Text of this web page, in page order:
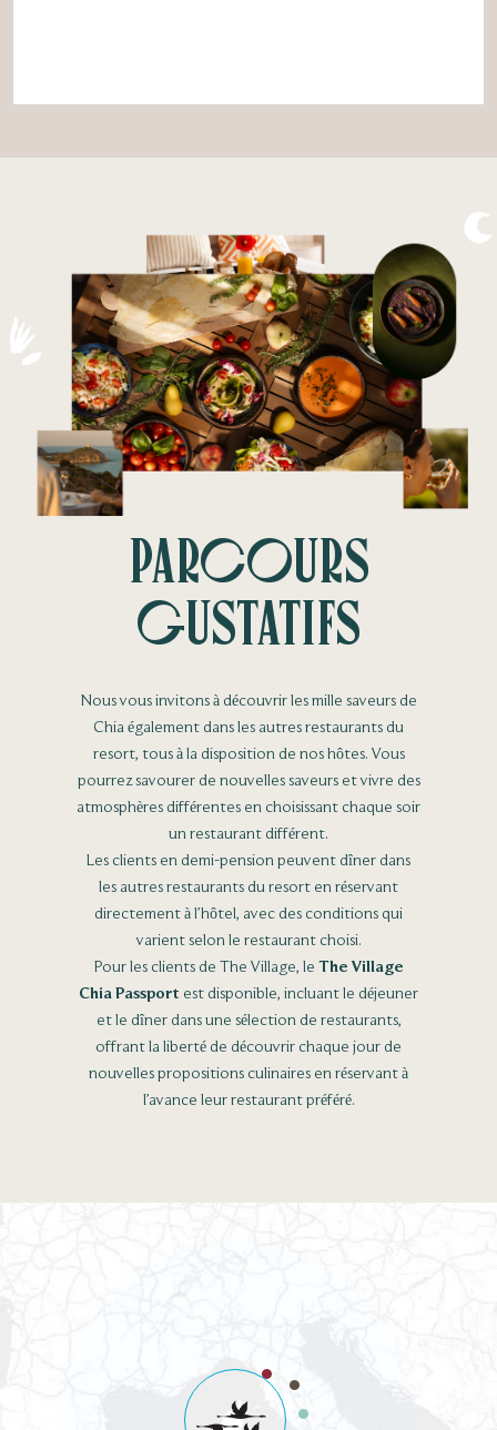
Parcours
gustatifs
Nous vous invitons à découvrir les mille saveurs de
Chia également dans les autres restaurants du
resort, tous à la disposition de nos hôtes. Vous
pourrez savourer de nouvelles saveurs et vivre des
atmosphères différentes en choisissant chaque soir
un restaurant différent.
Les clients en demi-pension peuvent dîner dans
les autres restaurants du resort en réservant
directement à l’hôtel, avec des conditions qui
varient selon le restaurant choisi.
Pour les clients de The Village, le The Village
Chia Passport est disponible, incluant le déjeuner
et le dîner dans une sélection de restaurants,
offrant la liberté de découvrir chaque jour de
nouvelles propositions culinaires en réservant à
l’avance leur restaurant préféré.